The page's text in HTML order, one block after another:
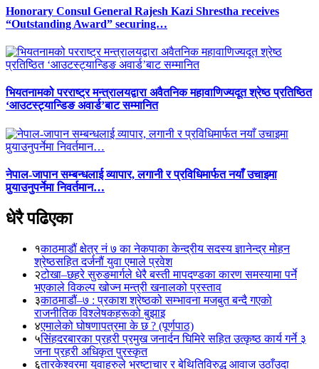
Honorary Consul General Rajesh Kazi Shrestha receives
“Outstanding Award” securing…
भियतनामको परराष्ट्र मन्त्रालयद्वारा अवैतनिक महावाणिज्यदूत श्रेष्ठ प्रतिष्ठित
‘आउटस्ट्यान्डिङ अवार्ड’बाट सम्मानित
नेपाल-जापान सम्बन्धलाई व्यापार, लगानी र प्रविधिमार्फत नयाँ उचाइमा
पुर्‍याउनुपर्नेमा निवर्तमान…
धेरै पढिएका
१काठमाडौं क्षेत्र नं ७ का नेकपाका केन्द्रीय सदस्य ज्ञानेन्द्र मोहन
श्रेष्ठसहित दर्जनौं युवा एमाले प्रवेश
२टोखा–छहरे सुरुङमार्गले धेरै बस्ती मापदण्डका कारण समस्यामा पर्ने
भएकाले विकल्प खोज्न मन्त्री खनालको प्रस्ताव
३काठमाडौं–७ : प्रकाश श्रेष्ठको सम्भावना मजबुत बन्दै गएको
राजनीतिक विश्लेषकहरूको बुझाइ
४एमालेको घोषणापत्रमा के छ ? (पूर्णपाठ)
५सिंहदरबारका प्रहरी प्रमुख जनार्दन घिमिरे सहित उत्कृष्ठ कार्य गर्ने ३
जना प्रहरी अधिकृत पुरस्कृत
६तारकेश्वरमा युवाहरुले भ्रष्टाचार र बेथितिविरुद्ध आवाज उठाँउदा